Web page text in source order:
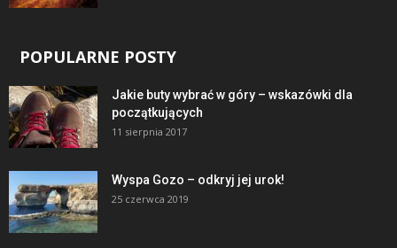
POPULARNE POSTY
Jakie buty wybrać w góry – wskazówki dla
początkujących
11 sierpnia 2017
Wyspa Gozo – odkryj jej urok!
25 czerwca 2019